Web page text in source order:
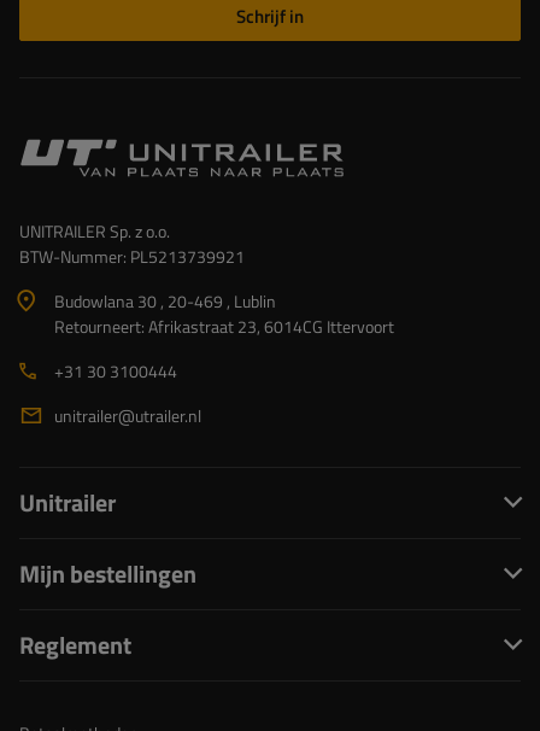
Schrijf in
UNITRAILER Sp. z o.o.
BTW-Nummer: PL5213739921
Budowlana 30 , 20-469 , Lublin
Retourneert: Afrikastraat 23, 6014CG Ittervoort
+31 30 3100444
unitrailer@utrailer.nl
Unitrailer
Mijn bestellingen
Reglement